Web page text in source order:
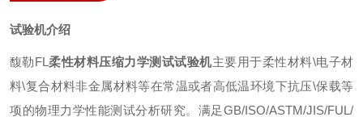
试验机介绍
馥勒FL 柔性材料压缩力学测试试验机主要用于柔性材料\电子材
料\复合材料非金属材料等在常温或者高低温环境下抗压\保载等
项的物理力学性能测试分析研究。满足GB/ISO/ASTM/JIS/FUL/